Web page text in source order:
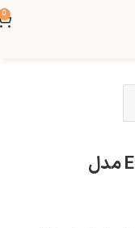
0
آنالایزرهای گاز پیوسته EasyLine مدل